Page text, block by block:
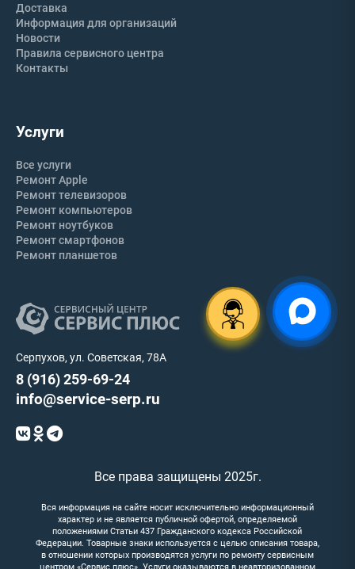
Серпухов, ул. Советская, 78А
8 (916) 259-69-24
info@service-serp.ru
Услуги
Все услуги
Ремонт Apple
Ремонт телевизоров
Ремонт компьютеров
Ремонт ноутбуков
Ремонт смартфонов
Ремонт планшетов
Доставка
Информация для организаций
Новости
Правила сервисного центра
Контакты
Все права защищены 2025г.
Вся информация на сайте носит исключительно информационный
характер и не является публичной офертой, определяемой
положениями Статьи 437 Гражданского кодекса Российской
Федерации. Товарные знаки используется с целью описания товара,
в отношении которых производятся услуги по ремонту сервисным